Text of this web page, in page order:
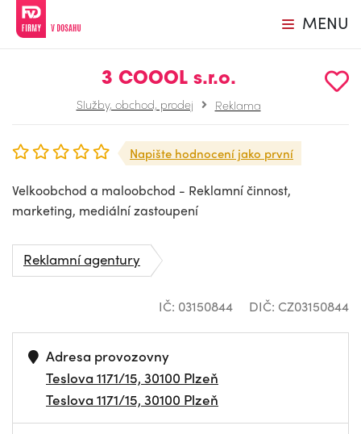
MENU
3 COOOL s.r.o.
Služby, obchod, prodej Reklama
Napište hodnocení jako první
Velkoobchod a maloobchod - Reklamní činnost,
marketing, mediální zastoupení
Reklamní agentury
IČ: 03150844 DIČ: CZ03150844
Adresa provozovny
Teslova 1171/15, 30100 Plzeň
Teslova 1171/15, 30100 Plzeň